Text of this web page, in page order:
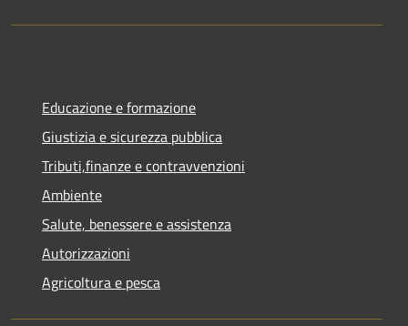
Educazione e formazione
Giustizia e sicurezza pubblica
Tributi,finanze e contravvenzioni
Ambiente
Salute, benessere e assistenza
Autorizzazioni
Agricoltura e pesca